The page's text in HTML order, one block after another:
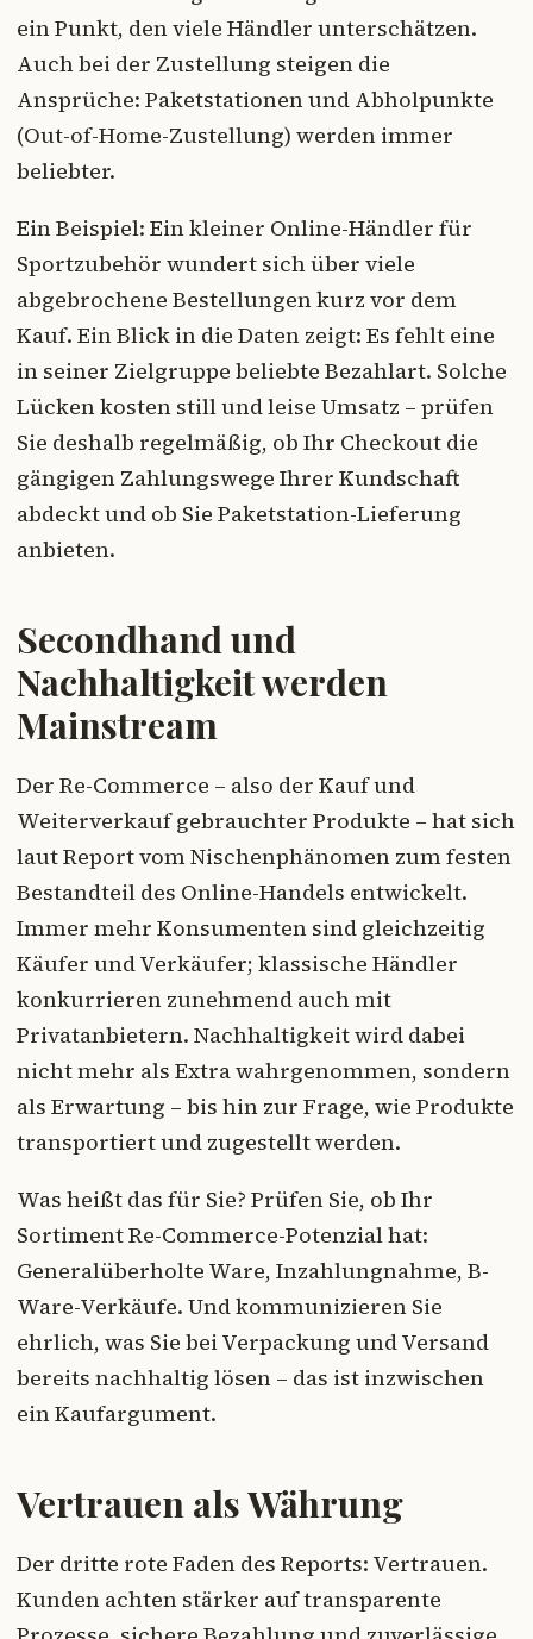
ein Punkt, den viele Händler unterschätzen.
Auch bei der Zustellung steigen die
Ansprüche: Paketstationen und Abholpunkte
(Out-of-Home-Zustellung) werden immer
beliebter.
Ein Beispiel: Ein kleiner Online-Händler für
Sportzubehör wundert sich über viele
abgebrochene Bestellungen kurz vor dem
Kauf. Ein Blick in die Daten zeigt: Es fehlt eine
in seiner Zielgruppe beliebte Bezahlart. Solche
Lücken kosten still und leise Umsatz – prüfen
Sie deshalb regelmäßig, ob Ihr Checkout die
gängigen Zahlungswege Ihrer Kundschaft
abdeckt und ob Sie Paketstation-Lieferung
anbieten.
Secondhand und
Nachhaltigkeit werden
Mainstream
Der Re-Commerce – also der Kauf und
Weiterverkauf gebrauchter Produkte – hat sich
laut Report vom Nischenphänomen zum festen
Bestandteil des Online-Handels entwickelt.
Immer mehr Konsumenten sind gleichzeitig
Käufer und Verkäufer; klassische Händler
konkurrieren zunehmend auch mit
Privatanbietern. Nachhaltigkeit wird dabei
nicht mehr als Extra wahrgenommen, sondern
als Erwartung – bis hin zur Frage, wie Produkte
transportiert und zugestellt werden.
Was heißt das für Sie? Prüfen Sie, ob Ihr
Sortiment Re-Commerce-Potenzial hat:
Generalüberholte Ware, Inzahlungnahme, B-
Ware-Verkäufe. Und kommunizieren Sie
ehrlich, was Sie bei Verpackung und Versand
bereits nachhaltig lösen – das ist inzwischen
ein Kaufargument.
Vertrauen als Währung
Der dritte rote Faden des Reports: Vertrauen.
Kunden achten stärker auf transparente